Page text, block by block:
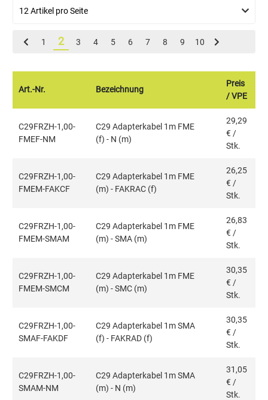
1 2 3 4 5 6 7 8 9 10
Art.-Nr. Bezeichnung
Preis
/ VPE
C29FRZH-1,00-
FMEF-NM
C29 Adapterkabel 1m FME
(f) - N (m)
29,29
€ /
Stk.
C29FRZH-1,00-
FMEM-FAKCF
C29 Adapterkabel 1m FME
(m) - FAKRAC (f)
26,25
€ /
Stk.
C29FRZH-1,00-
FMEM-SMAM
C29 Adapterkabel 1m FME
(m) - SMA (m)
26,83
€ /
Stk.
C29FRZH-1,00-
FMEM-SMCM
C29 Adapterkabel 1m FME
(m) - SMC (m)
30,35
€ /
Stk.
C29FRZH-1,00-
SMAF-FAKDF
C29 Adapterkabel 1m SMA
(f) - FAKRAD (f)
30,35
€ /
Stk.
C29FRZH-1,00-
SMAM-NM
C29 Adapterkabel 1m SMA
(m) - N (m)
31,05
€ /
Stk.